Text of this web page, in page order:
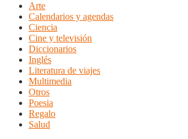
Arte
Calendarios y agendas
Ciencia
Cine y televisión
Diccionarios
Inglés
Literatura de viajes
Multimedia
Otros
Poesia
Regalo
Salud